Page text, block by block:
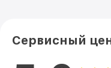
Сервисный